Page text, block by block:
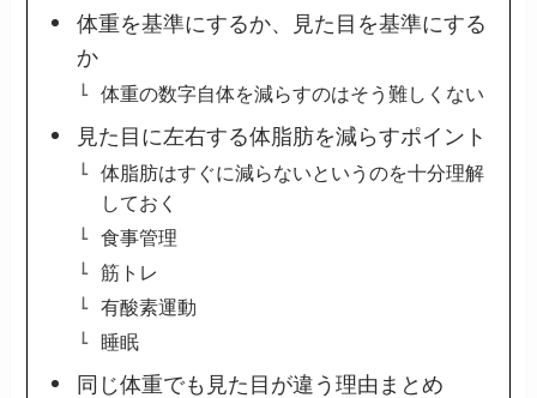
体重を基準にするか、見た目を基準にする
か
体重の数字自体を減らすのはそう難しくない
見た目に左右する体脂肪を減らすポイント
体脂肪はすぐに減らないというのを十分理解
しておく
食事管理
筋トレ
有酸素運動
睡眠
同じ体重でも見た目が違う理由まとめ